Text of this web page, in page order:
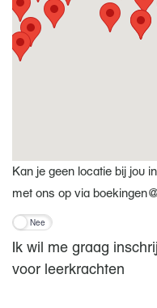
Kan je geen locatie bij jou
met ons op via
Nee
Ik wil me graag
voor leerkrachten